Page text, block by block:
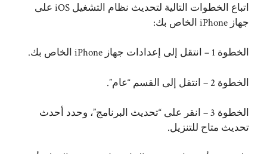
اتباع الخطوات التالية لتحديث نظام التشغيل iOS على
جهاز iPhone الخاص بك:
الخطوة 1 – انتقل إلى إعدادات جهاز iPhone الخاص بك.
الخطوة 2 – انتقل إلى القسم “عام”.
الخطوة 3 – انقر على “تحديث البرنامج”، وحدد أحدث
تحديث متاح للتنزيل.